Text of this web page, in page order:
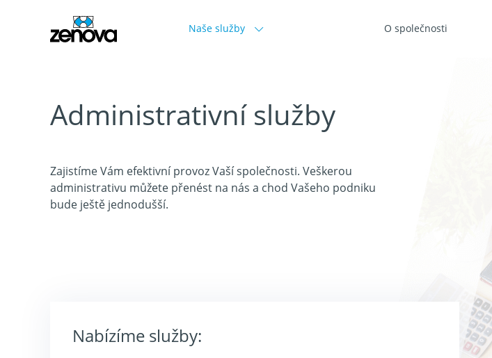
Naše služby O společnosti
Administrativní služby
Zajistíme Vám efektivní provoz Vaší společnosti. Veškerou
administrativu můžete přenést na nás a chod Vašeho podniku
bude ještě jednodušší.
Nabízíme služby: